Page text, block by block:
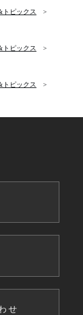
トピックス
トピックス
トピックス
せ